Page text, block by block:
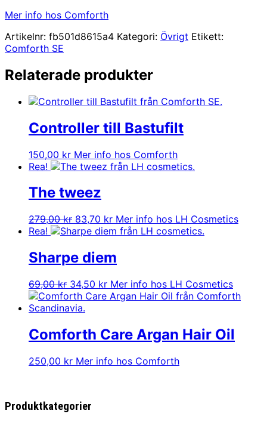
Mer info hos Comforth
Artikelnr: fb501d8615a4 Kategori: Övrigt Etikett:
Comforth SE
Relaterade produkter
Controller till Bastufilt
150,00 kr Mer info hos Comforth
Rea!
The tweez
279,00kr Det
ursprungliga
var:
279,00 kr.
83,70 krDet
nuvarande
är:
83,70 kr.
Mer info hos LH Cosmetics
Rea!
Sharpe diem
69,00kr Det
ursprungliga
priset
69,00 kr.
34,50 krDet
nuvarande
34,50 kr.
Mer info hos LH Cosmetics
Comforth Care Argan Hair Oil
250,00 kr Mer info hos Comforth
Produktkategorier